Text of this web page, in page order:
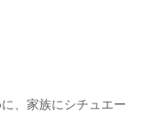
、家族にシチュエー